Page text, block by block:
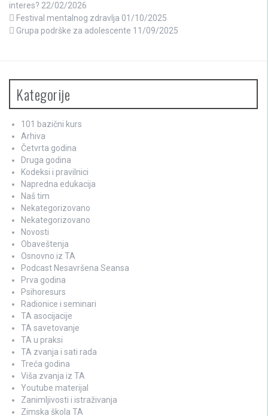
interes? 22/02/2026
Festival mentalnog zdravlja 01/10/2025
Grupa podrške za adolescente 11/09/2025
Kategorije
101 bazični kurs
Arhiva
Četvrta godina
Druga godina
Kodeksi i pravilnici
Napredna edukacija
Naš tim
Nekategorizovano
Nekategorizovano
Novosti
Obaveštenja
Osnovno iz TA
Podcast Nesavršena Seansa
Prva godina
Psihoresurs
Radionice i seminari
TA asocijacije
TA savetovanje
TA u praksi
TA zvanja i sati rada
Treća godina
Viša zvanja iz TA
Youtube materijal
Zanimljivosti i istraživanja
Zimska škola TA